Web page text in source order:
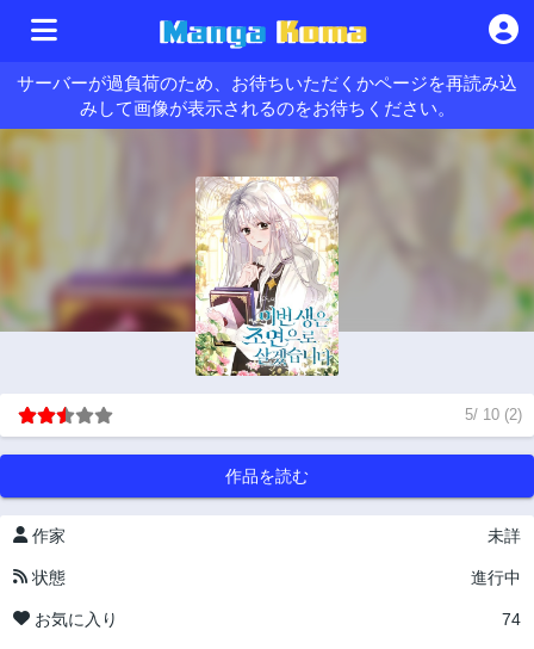
サーバーが過負荷のため、お待ちいただくかページを再読み込
みして画像が表示されるのをお待ちください。
5/ 10 (2)
作品を読む
作家 未詳
状態 進行中
お気に入り 74